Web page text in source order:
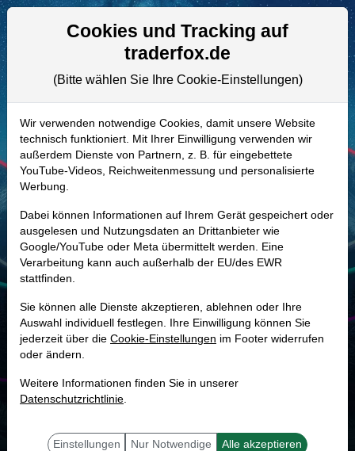
Aktien- und Artikelsuche
899867 | CENX–Century Aluminum
Aktie
Realtime-Aktienkurs:
- - -
-
Marktkapitalisierung 5,07 Mrd. USD
Unternehmenswert
Umsatz 2,53 Mrd. USD
81.1 %
mit dieser Aktie erfolgreich sein.
Cookies und Tracking auf
traderfox.de
(Bitte wählen Sie Ihre Cookie-Einstellungen)
Wir verwenden notwendige Cookies, damit unsere Website
technisch funktioniert. Mit Ihrer Einwilligung verwenden wir
außerdem Dienste von Partnern, z. B. für eingebettete
YouTube-Videos, Reichweitenmessung und personalisierte
Werbung.
Dabei können Informationen auf Ihrem Gerät gespeichert oder
ausgelesen und Nutzungsdaten an Drittanbieter wie
Google/YouTube oder Meta übermittelt werden. Eine
Verarbeitung kann auch außerhalb der EU/des EWR
stattfinden.
Sie können alle Dienste akzeptieren, ablehnen oder Ihre
Auswahl individuell festlegen. Ihre Einwilligung können Sie
jederzeit über die Cookie-Einstellungen im Footer widerrufen
oder ändern.
Weitere Informationen finden Sie in unserer
Datenschutzrichtlinie.
Einstellungen Nur Notwendige Alle akzeptieren